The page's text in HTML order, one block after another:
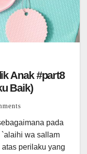
Anak #part8
Baik)
pada
wa sallam
perilaku yang